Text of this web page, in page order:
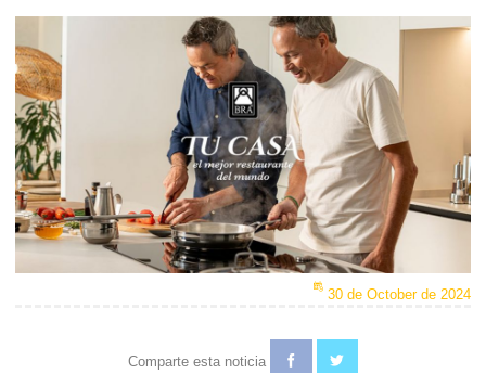
30 de October de 2024
Comparte esta noticia